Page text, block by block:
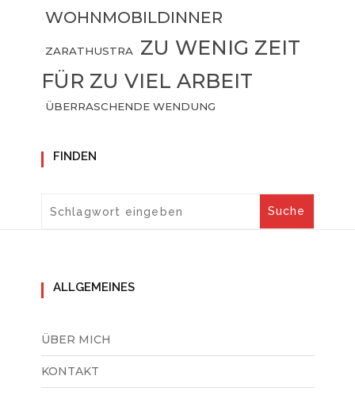
WOHNMOBILDINNER
ZARATHUSTRA
ZU WENIG ZEIT
FÜR ZU VIEL ARBEIT
ÜBERRASCHENDE WENDUNG
FINDEN
ALLGEMEINES
ÜBER MICH
KONTAKT